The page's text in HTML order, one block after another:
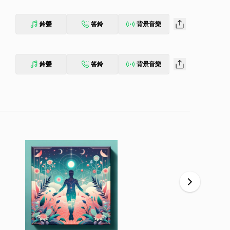
鈴聲 答鈴 背景音樂
鈴聲 答鈴 背景音樂